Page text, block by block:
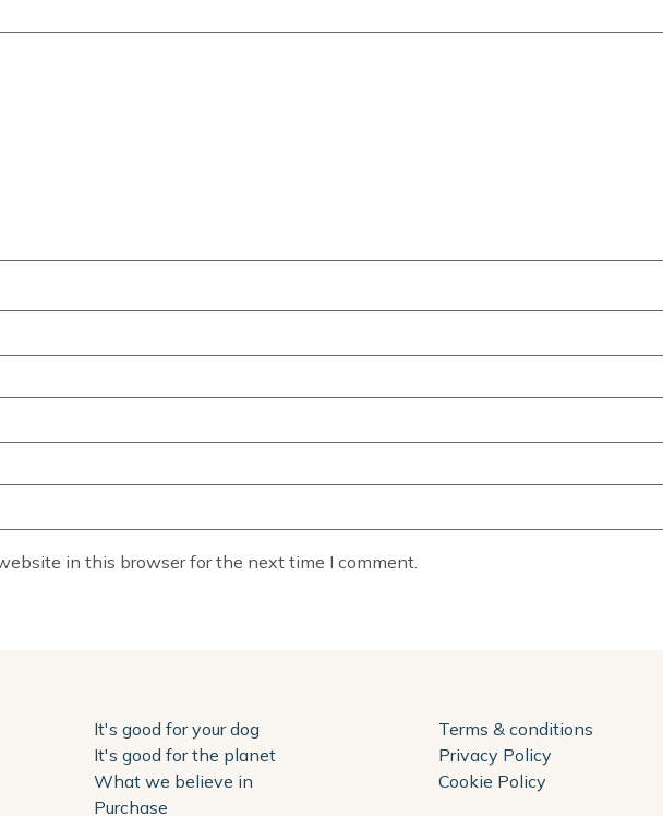
in this browser for the next time I comment.
It's good for your dog
It's good for the planet
What we believe in
Purchase
Terms & conditions
Privacy Policy
Cookie Policy